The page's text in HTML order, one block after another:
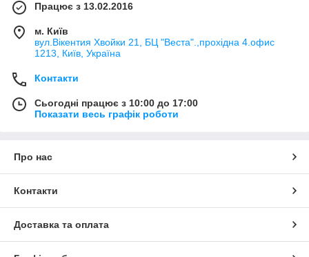
Працює з 13.02.2016
м. Київ
вул.Вікентия Хвойки 21, БЦ "Веста".,прохідна 4.офис
1213, Київ, Україна
Контакти
Сьогодні працює з 10:00 до 17:00
Показати весь графік роботи
Про нас
Контакти
Доставка та оплата